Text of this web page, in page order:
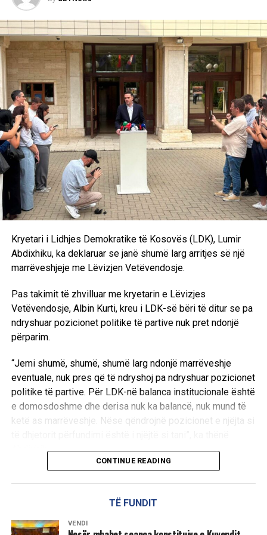
vendosura nga LDK-ja.
“Pra, në kushtet kur ne zgjedhim kryetarin dhe kryesinë e
Kuvendit, zgjedhim qeverinë e re të Republikës së
Kosovës, mirëpo vijmë sërish tek problemi i zgjedhjes së
presidentit, kjo është një formulë tashmë e sprovuar dhe
me metoda të njëjta nuk mund të kemi rezultate të tjera.
Andaj kjo do të shpjerë të pashmangshëm drejt
shpërndarjes së Kuvendit. Marrëveshjen politike nuk e
kemi ende. Pritjet janë të ndryshme, qëndrimet nuk
përputhen dhe është bindja ime që ka një dallim drastik
midis rezultatit zgjedhor dhe kërkesave të Lidhjes
Demokratike të Kosovës”, deklaroi Kurti pas takimit me
Abdixhikun. /Ekonomia Online/
Kryetari i Lidhjes Demokratike të Kosovës (LDK), Lumir
Abdixhiku, ka deklaruar se janë shumë larg arritjes së një
marrëveshjeje me Lëvizjen Vetëvendosje.
Pas takimit të zhvilluar me kryetarin e Lëvizjes
Vetëvendosje, Albin Kurti, kreu i LDK-së bëri të ditur se pa
ndryshuar pozicionet politike të partive nuk pret ndonjë
përparim.
“Jemi shumë, shumë, shumë larg ndonjë marrëveshje
eventuale, nuk pres që të ndryshoj pa ndryshuar pozicionet
politike të partive. Për LDK-në balanca institucionale është
e domosdoshme dhe derisa nuk ka balancë, nuk mund të
ketë as marrëveshje. Nëse qëndrojnë pozicionet e njëjta si
Abdixhiku.
shkon drejt një rruge pa zgjidhje afatgjatë.
“Qëllimi i LDK ka qenë të gjendet zgjidhja, jo të merremi
CONTINUE READING
TË FUNDIT
VENDI